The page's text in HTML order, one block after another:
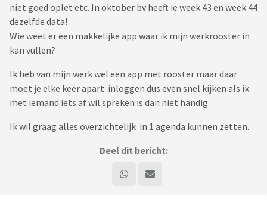
niet goed oplet etc. In oktober bv heeft ie week 43 en week 44
dezelfde data!
Wie weet er een makkelijke app waar ik mijn werkrooster in
kan vullen?
Ik heb van mijn werk wel een app met rooster maar daar
moet je elke keer apart inloggen dus even snel kijken als ik
met iemand iets af wil spreken is dan niet handig.
Ik wil graag alles overzichtelijk in 1 agenda kunnen zetten.
Deel dit bericht: